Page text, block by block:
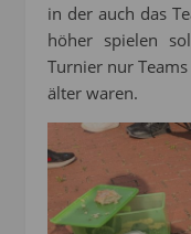
in der auch das
höher spielen
Turnier nur
älter waren.